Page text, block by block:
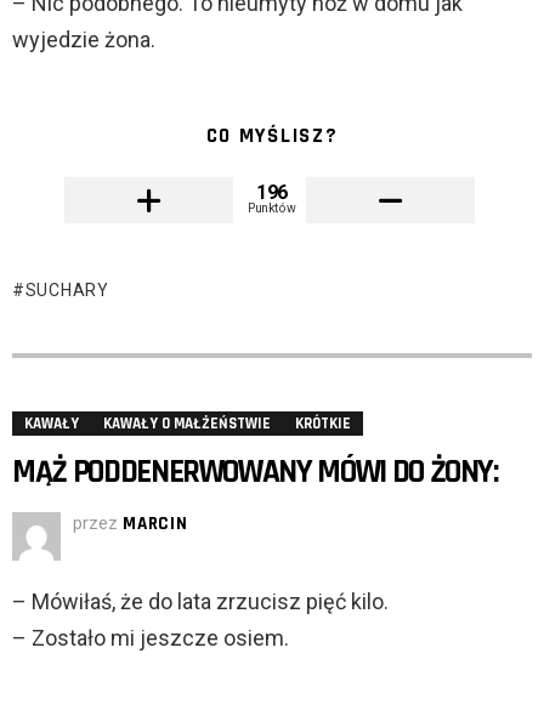
wyjedzie żona.
CO MYŚLISZ?
196
Punktów
SUCHARY
KAWAŁY KAWAŁY O MAŁŻEŃSTWIE KRÓTKIE
MĄŻ PODDENERWOWANY MÓWI DO ŻONY:
przez MARCIN
– Mówiłaś, że do lata zrzucisz pięć kilo.
– Zostało mi jeszcze osiem.